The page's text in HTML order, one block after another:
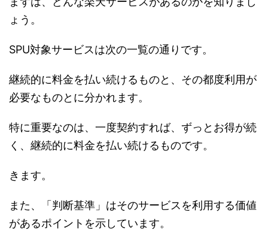
ょう。
SPU対象サービスは次の一覧の通りです。
継続的に料金を払い続けるものと、その都度利用が
必要なものとに分かれます。
特に重要なのは、一度契約すれば、ずっとお得が続
く、継続的に料金を払い続けるものです。
きます。
また、「判断基準」はそのサービスを利用する価値
があるポイントを示しています。